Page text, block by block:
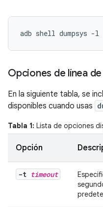
Opciones de línea
En la siguiente tabla, se
disponibles cuando usas
Tabla 1: Lista de opciones
Opción
-t timeout